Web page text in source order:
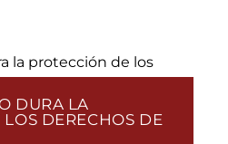
DURA LA
DERECHOS DE